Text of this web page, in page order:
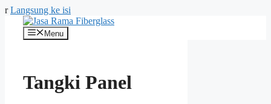
rLangsung ke isi
Menu
Tangki Panel